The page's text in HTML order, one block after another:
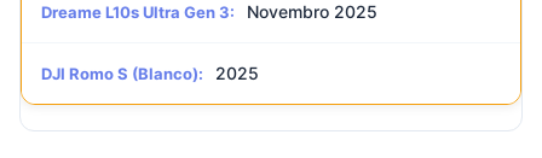
Dreame L10s Ultra Gen 3: Novembro 2025
DJI Romo S (Blanco): 2025